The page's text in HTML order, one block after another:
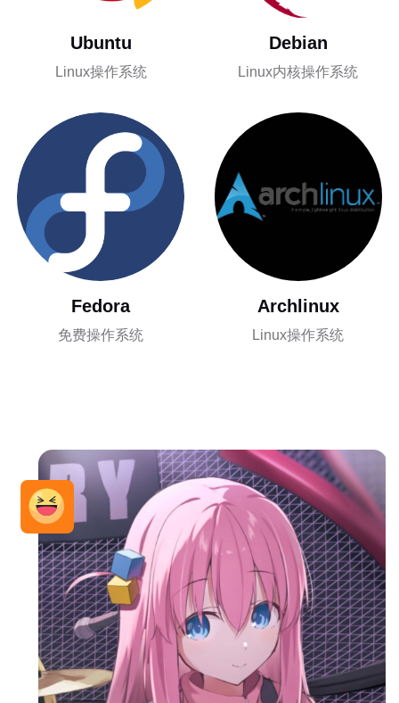
Ubuntu
Linux操作系统
Debian
Linux内核操作系统
Fedora
免费操作系统
Archlinux
Linux操作系统